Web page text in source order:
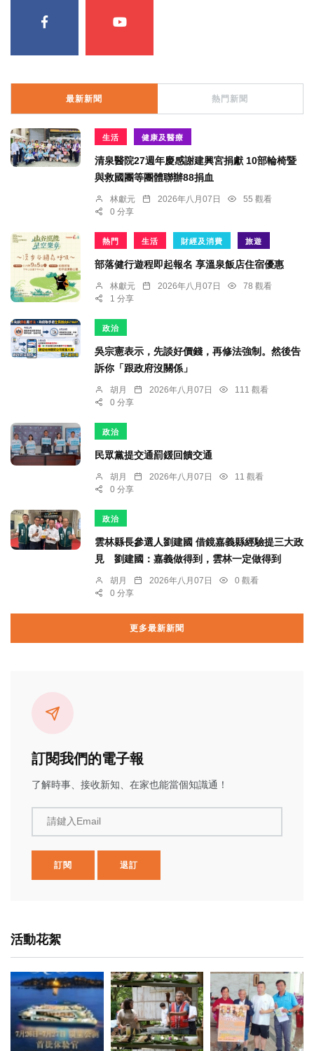
最新新聞 熱門新聞
生活 健康及醫療
清泉醫院27週年慶感謝建興宮捐獻 10部輪椅暨
與救國團等團體聯辦88捐血
林獻元 2026年八月07日
55 觀看
0 分享
熱門 生活 財經及消費 旅遊
部落健行遊程即起報名 享溫泉飯店住宿優惠
林獻元 2026年八月07日
78 觀看
1 分享
政治
吳宗憲表示，先談好價錢，再修法強制。然後告
訴你「跟政府沒關係」
胡月 2026年八月07日
111 觀看
0 分享
政治
民眾黨提交通罰鍰回饋交通
胡月 2026年八月07日
11 觀看
0 分享
政治
雲林縣長參選人劉建國 借鏡嘉義縣經驗提三大政
見 劉建國：嘉義做得到，雲林一定做得到
胡月 2026年八月07日
0 觀看
0 分享
更多最新新聞
訂閱我們的電子報
了解時事、接收新知、在家也能當個知識通！
請鍵入Email
訂閱 退訂
活動花絮